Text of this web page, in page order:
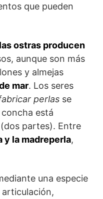
que pueden
las ostras producen
aunque son más
y almejas
mar. Los seres
perlas se
concha está
partes). Entre
y la madreperla,
una especie
articulación,